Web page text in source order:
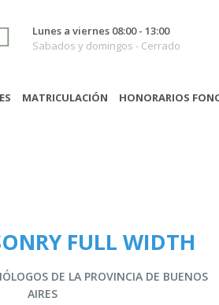
Lunes a viernes 08:00 - 13:00
Sabados y domingos - Cerrado
MATRICULACIÓN HONORARIOS
FULL WIDTH
DE LA PROVINCIA DE BUENOS
AIRES